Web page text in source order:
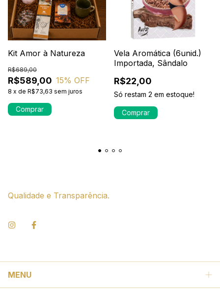
Kit Amor à Natureza
R$589,00
R$689,00
15% OFF
8 x de R$73,63 sem juros
Vela Aromática (6unid.)
Importada, Sândalo
R$22,00
Só restam 2 em estoque!
Qualidade e Transparência.
MENU